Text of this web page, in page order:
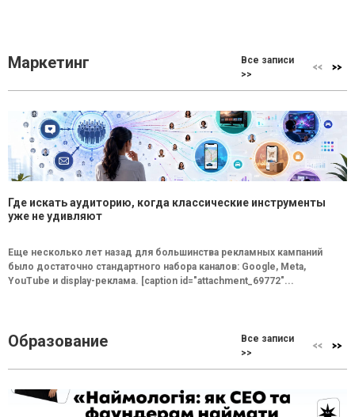
Маркетинг
Все записи
>>
Где искать аудиторию, когда классические инструменты
уже не удивляют
Еще несколько лет назад для большинства рекламных кампаний
было достаточно стандартного набора каналов: Google, Meta,
YouTube и display-реклама. [caption id="attachment_69772"...
Образование
Все записи
>>